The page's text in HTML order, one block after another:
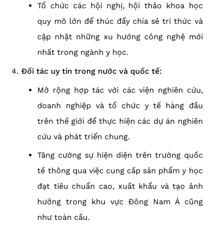
Tổ chức các hội nghị, hội thảo khoa học
quy mô lớn để thúc đẩy chia sẻ tri thức và
cập nhật những xu hướng công nghệ mới
nhất trong ngành y học.
Đối tác uy tín trong nước và quốc tế:
Mở rộng hợp tác với các viện nghiên cứu,
doanh nghiệp và tổ chức y tế hàng đầu
trên thế giới để thực hiện các dự án nghiên
cứu và phát triển chung.
Tăng cường sự hiện diện trên trường quốc
tế thông qua việc cung cấp sản phẩm y học
đạt tiêu chuẩn cao, xuất khẩu và tạo ảnh
hưởng trong khu vực Đông Nam Á cũng
như toàn cầu.